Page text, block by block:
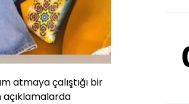
atmaya çalıştığı bir
açıklamalarda